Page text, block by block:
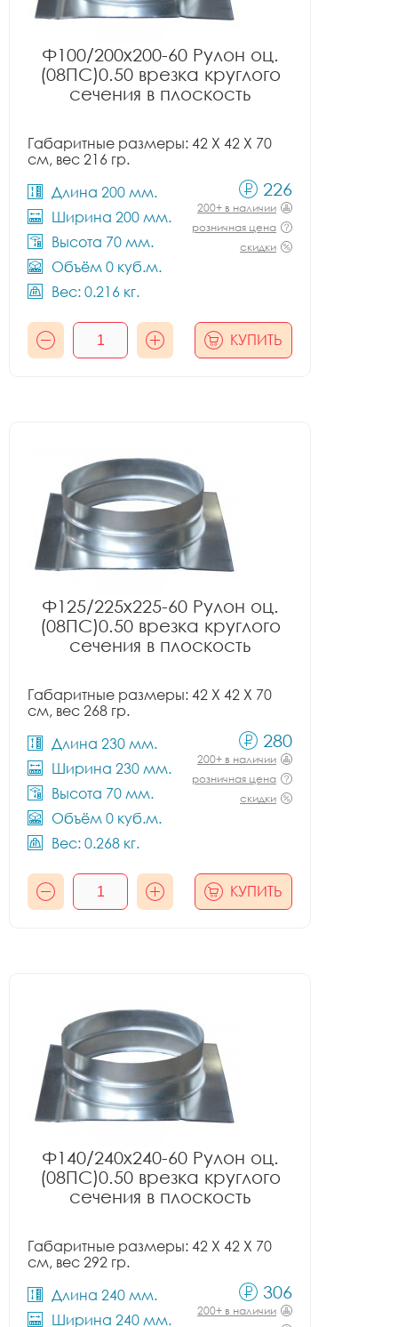
Ф100/200x200-60 Рулон оц.
(08ПС)0.50 врезка круглого
сечения в плоскость
Габаритные размеры: 42 X 42 X 70
см, вес 216 гр.
Длина 200 мм.
Ширина 200 мм.
Высота 70 мм.
Объём 0 куб.м.
Вес: 0.216 кг.
226
200+ в наличии
розничная цена
скидки
КУПИТЬ
Ф125/225x225-60 Рулон оц.
(08ПС)0.50 врезка круглого
сечения в плоскость
Габаритные размеры: 42 X 42 X 70
см, вес 268 гр.
Длина 230 мм.
Ширина 230 мм.
Высота 70 мм.
Объём 0 куб.м.
Вес: 0.268 кг.
280
200+ в наличии
розничная цена
скидки
КУПИТЬ
Ф140/240x240-60 Рулон оц.
(08ПС)0.50 врезка круглого
сечения в плоскость
Габаритные размеры: 42 X 42 X 70
см, вес 292 гр.
Длина 240 мм.
Ширина 240 мм.
306
200+ в наличии